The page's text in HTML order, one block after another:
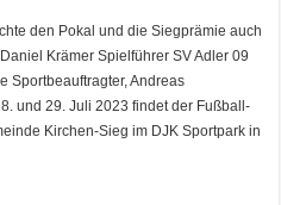
Cup
2023
den Pokal und die Siegprämie auch
Krämer Spielführer SV Adler 09
Sportbeauftragter, Andreas
und 29. Juli 2023 findet der Fußball-
Kirchen-Sieg im DJK Sportpark in